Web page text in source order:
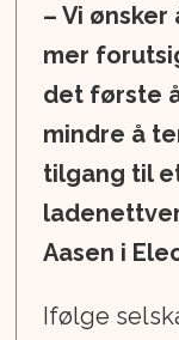
– Vi
mer
det første
mindre å
tilgang til
Aasen i
Ifølge